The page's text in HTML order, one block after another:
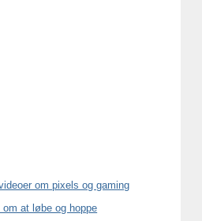
om pixels og gaming
at løbe og hoppe